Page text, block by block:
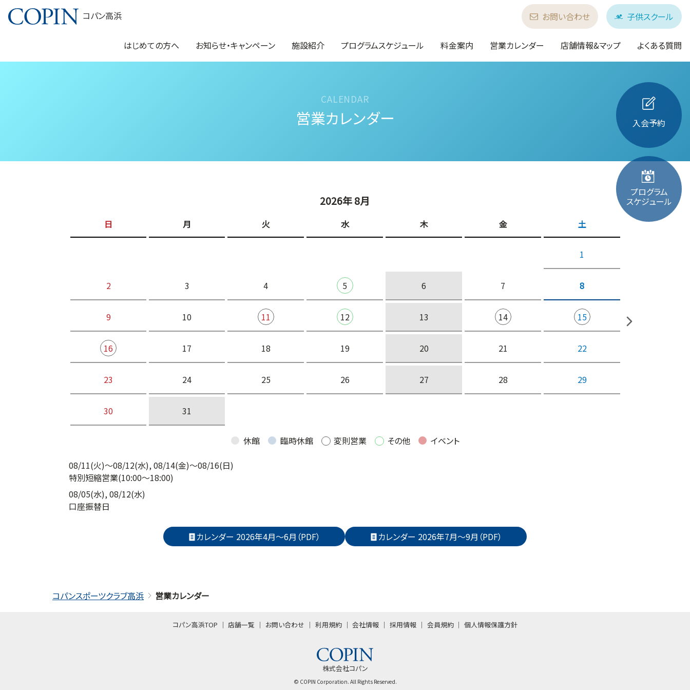
コパン高浜
はじめての方へ お知らせ・キャンペーン 施設紹介 プログラムスケジュール 料金案内 営業カレンダー 店舗情報&マップ よくある質問
お問い合わせ 子供スクール
コパンスポーツクラブ高浜 営業カレンダー
営業カレンダー
2026年 8月
日 月 火 水 木 金 土
1
2 3 4 5 6 7 8
9 10 11 12 13 14 15
16 17 18 19 20 21 22
23 24 25 26 27 28 29
30 31
休館 臨時休館 変則営業 その他 イベント
特別短縮営業(10:00～18:00)
08/11(火)～08/12(水), 08/14(金)～08/16(日)
口座振替日
08/05(水), 08/12(水)
カレンダー 2026年4月～6月（PDF） カレンダー 2026年7月～9月（PDF）
コパン高浜TOP 店舗一覧 お問い合わせ 利用規約 会社情報 採用情報 会員規約 個人情報保護方針
株式会社コパン
© COPIN Corporation. All Rights Reserved.
入会予約
プログラム
スケジュール